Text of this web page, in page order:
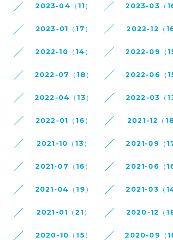
2023-04（11） 2023-03（
2023-01（17） 2022-12（
2022-10（14） 2022-09（
2022-07（18） 2022-06（
2022-04（13） 2022-03（
2022-01（16） 2021-12（
2021-10（13） 2021-09（
2021-07（16） 2021-06（
2021-04（19） 2021-03（
2021-01（21） 2020-12（
2020-10（15） 2020-09（